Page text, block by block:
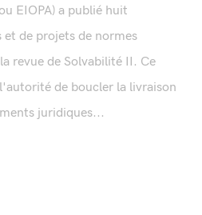
EIOPA) a publié huit
de projets de normes
revue de Solvabilité II. Ce
de boucler la livraison
juridiques...